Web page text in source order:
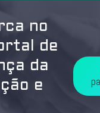
no
de
da
e